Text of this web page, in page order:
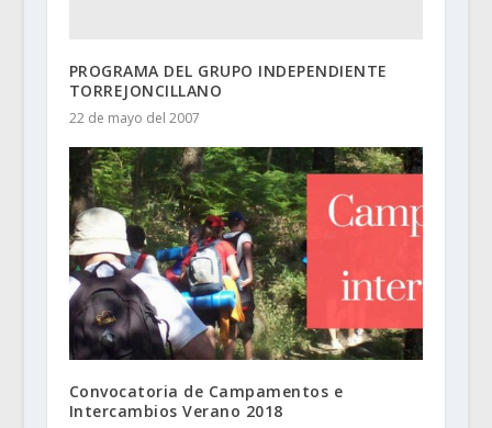
PROGRAMA DEL GRUPO INDEPENDIENTE
TORREJONCILLANO
22 de mayo del 2007
Convocatoria de Campamentos e
Intercambios Verano 2018